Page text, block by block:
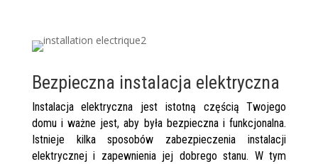
Bezpieczna instalacja elektryczna
Instalacja elektryczna jest istotną częścią Twojego
domu i ważne jest, aby była bezpieczna i funkcjonalna.
Istnieje kilka sposobów zabezpieczenia instalacji
elektrycznej i zapewnienia jej dobrego stanu. W tym